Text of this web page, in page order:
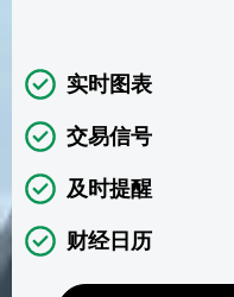
实时图表
交易信号
及时提醒
财经日历